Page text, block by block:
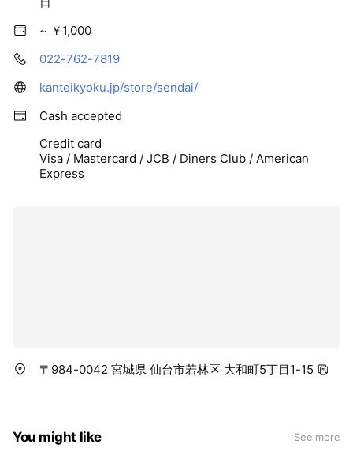
~ ￥1,000
022-762-7819
kanteikyoku.jp/store/sendai/
Cash accepted
Credit card
Visa / Mastercard / JCB / Diners Club / American
Express
〒984-0042 宮城県 仙台市若林区 大和町5丁目1-15
You might like See more